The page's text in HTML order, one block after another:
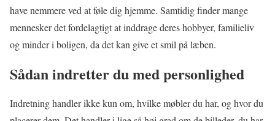
have nemmere ved at føle dig hjemme. Samtidig finder mange
mennesker det fordelagtigt at inddrage deres hobbyer, familieliv
og minder i boligen, da det kan give et smil på læben.
Sådan indretter du med personlighed
Indretning handler ikke kun om, hvilke møbler du har, og hvor du